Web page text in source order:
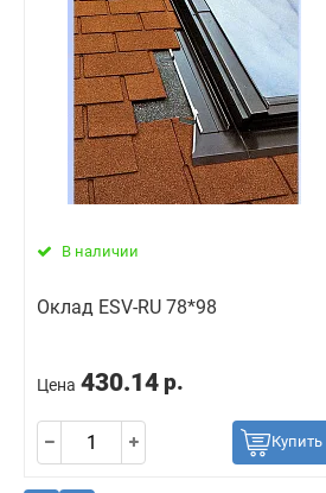
В наличии
Оклад ESV-RU 78*98
Цена 430.14 р.
Купить